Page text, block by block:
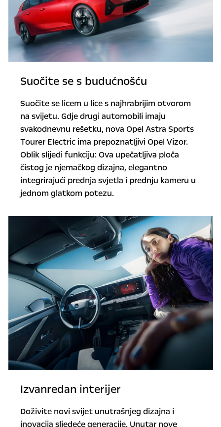
Suočite se s budućnošću
Suočite se licem u lice s najhrabrijim otvorom
na svijetu. Gdje drugi automobili imaju
svakodnevnu rešetku, nova Opel Astra Sports
Tourer Electric ima prepoznatljivi Opel Vizor.
Oblik slijedi funkciju: Ova upečatljiva ploča
čistog je njemačkog dizajna, elegantno
integrirajući prednja svjetla i prednju kameru u
jednom glatkom potezu.
Izvanredan interijer
Doživite novi svijet unutrašnjeg dizajna i
inovacija sljedeće generacije. Unutar nove